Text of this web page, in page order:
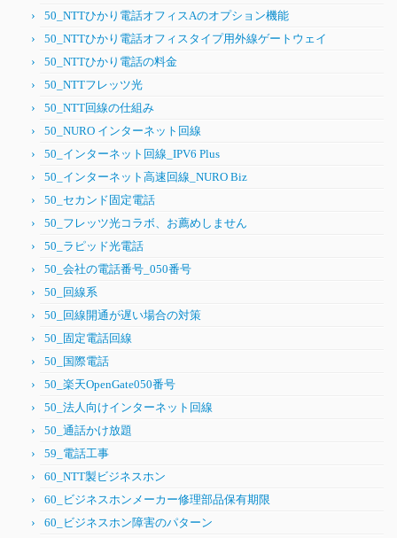
50_NTTひかり電話オフィスAのオプション機能
50_NTTひかり電話オフィスタイプ用外線ゲートウェイ
50_NTTひかり電話の料金
50_NTTフレッツ光
50_NTT回線の仕組み
50_NURO インターネット回線
50_インターネット回線_IPV6 Plus
50_インターネット高速回線_NURO Biz
50_セカンド固定電話
50_フレッツ光コラボ、お薦めしません
50_ラピッド光電話
50_会社の電話番号_050番号
50_回線系
50_回線開通が遅い場合の対策
50_固定電話回線
50_国際電話
50_楽天OpenGate050番号
50_法人向けインターネット回線
50_通話かけ放題
59_電話工事
60_NTT製ビジネスホン
60_ビジネスホンメーカー修理部品保有期限
60_ビジネスホン障害のパターン